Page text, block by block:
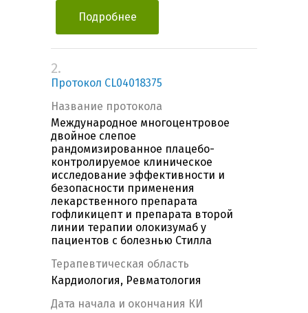
Подробнее
2.
Протокол CL04018375
Название протокола
Международное многоцентровое
двойное слепое
рандомизированное плацебо-
контролируемое клиническое
исследование эффективности и
безопасности применения
лекарственного препарата
гофликицепт и препарата второй
линии терапии олокизумаб у
пациентов с болезнью Стилла
Терапевтическая область
Кардиология, Ревматология
Дата начала и окончания КИ